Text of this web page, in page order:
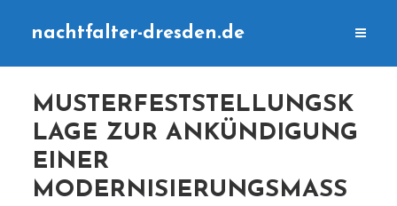
nachtfalter-dresden.de
MUSTERFESTSTELLUNGSK
LAGE ZUR ANKÜNDIGUNG
EINER
MODERNISIERUNGSMASSN